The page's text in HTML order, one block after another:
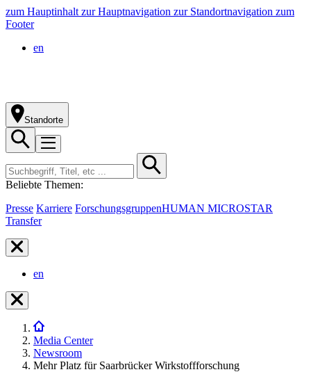
zum Hauptinhalt zur Hauptnavigation zur Standortnavigation zum
Footer
en
Standorte
Beliebte Themen:
Presse Karriere ForschungsgruppenHUMAN MICROSTAR
Transfer
en
Media Center
Newsroom
Mehr Platz für Saarbrücker Wirkstoffforschung